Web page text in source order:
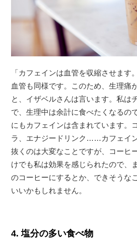
「カフェインは血管を収縮させます
血管も同様です。このため、生理痛
と、イザベルさんは言います。私は
で、生理中は余計に食べたくなるの
にもカフェインは含まれています。
ラ、エナジードリンク……カフェイ
抜くのは大変なことですが、コーヒ
けでも私は効果を感じられたので、
のコーヒーにするとか、できそうな
いいかもしれません。
4. 塩分の多い食べ物